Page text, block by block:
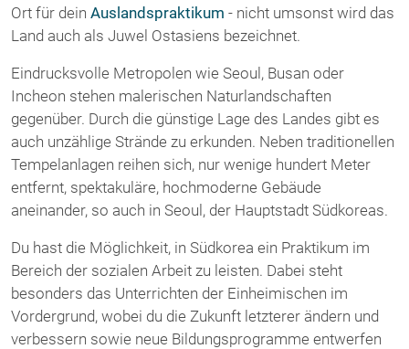
Ort für dein Auslandspraktikum - nicht umsonst wird das
Land auch als Juwel Ostasiens bezeichnet.
Eindrucksvolle Metropolen wie Seoul, Busan oder
Incheon stehen malerischen Naturlandschaften
gegenüber. Durch die günstige Lage des Landes gibt es
auch unzählige Strände zu erkunden. Neben traditionellen
Tempelanlagen reihen sich, nur wenige hundert Meter
entfernt, spektakuläre, hochmoderne Gebäude
aneinander, so auch in Seoul, der Hauptstadt Südkoreas.
Du hast die Möglichkeit, in Südkorea ein Praktikum im
Bereich der sozialen Arbeit zu leisten. Dabei steht
besonders das Unterrichten der Einheimischen im
Vordergrund, wobei du die Zukunft letzterer ändern und
verbessern sowie neue Bildungsprogramme entwerfen